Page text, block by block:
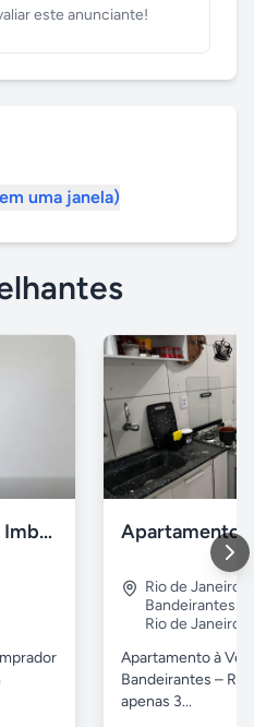
este anunciante!
uma janela)
casa Nova a Venda em Imbé / rs
Rio de Janeiro
Bandeirantes
Rio de Janeiro
Apartamento à
Bandeirantes – Rio
apenas 3...